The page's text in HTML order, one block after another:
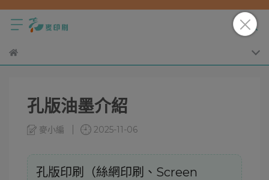
孔版油墨介紹
麥小編 2025-11-06
孔版印刷（絲網印刷、Screen